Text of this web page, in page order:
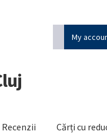
My
Recenzii Cărți cu